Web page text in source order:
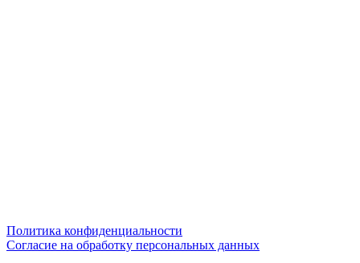
Политика конфиденциальности
Согласие на обработку персональных данных